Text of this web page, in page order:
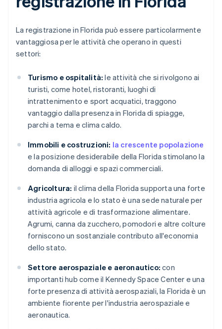
La registrazione in Florida può essere particolarmente
vantaggiosa per le attività che operano in questi
settori:
Turismo e ospitalità: le attività che si rivolgono ai
turisti, come hotel, ristoranti, luoghi di
intrattenimento e sport acquatici, traggono
vantaggio dalla presenza in Florida di spiagge,
parchi a tema e clima caldo.
Immobili e costruzioni: la crescente popolazione
e la posizione desiderabile della Florida stimolano la
domanda di alloggi e spazi commerciali.
Agricoltura: il clima della Florida supporta una forte
industria agricola e lo stato è una sede naturale per
attività agricole e di trasformazione alimentare.
Agrumi, canna da zucchero, pomodori e altre colture
forniscono un sostanziale contributo all'economia
dello stato.
Settore aerospaziale e aeronautico: con
importanti hub come il Kennedy Space Center e una
forte presenza di attività aerospaziali, la Florida è un
ambiente fiorente per l'industria aerospaziale e
aeronautica.